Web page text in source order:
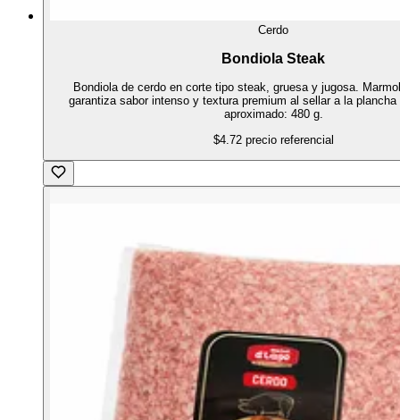
Cerdo
Bondiola Steak
Bondiola de cerdo en corte tipo steak, gruesa y jugosa.
garantiza sabor intenso y textura premium al sellar a la
aproximado: 480 g.
$4.72 precio referencial